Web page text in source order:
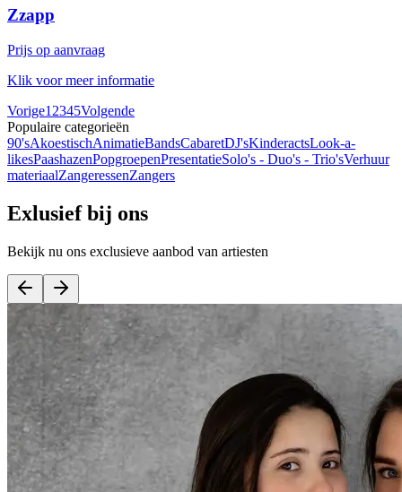
Zzapp
Prijs op aanvraag
Klik voor meer informatie
Vorige1 2345Volgende
Populaire categorieën
90'sAkoestischAnimatieBandsCabaretDJ'sKinderactsLook-a-
likesPaashazenPopgroepenPresentatieSolo's - Duo's - Trio'sVerhuur
materiaalZangeressenZangers
Exlusief bij ons
Bekijk nu ons exclusieve aanbod van artiesten